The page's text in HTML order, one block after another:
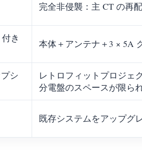
完全非侵襲：主 CT の再
き
本体＋アンテナ＋3 × 5A
シ
レトロフィットプロジェ
分電盤のスペースが限ら
既存システムをアップグ